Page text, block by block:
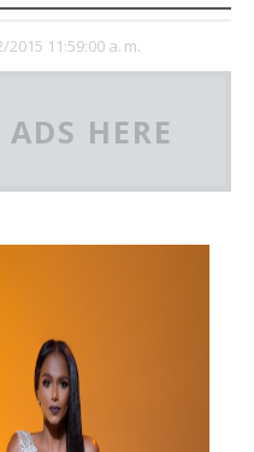
2015 11:59:00 a. m.
HERE